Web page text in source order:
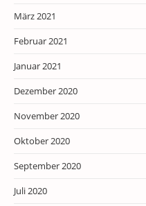
März 2021
Februar 2021
Januar 2021
Dezember 2020
November 2020
Oktober 2020
September 2020
Juli 2020